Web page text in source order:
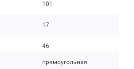
101
17
46
прямоугольная